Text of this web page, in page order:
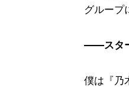
グループ
――スタ
僕は『乃